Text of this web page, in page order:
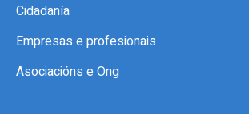
Cidadanía
Empresas e profesionais
Asociacións e Ong